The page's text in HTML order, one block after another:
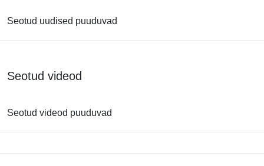
Seotud uudised puuduvad
Seotud videod
Seotud videod puuduvad